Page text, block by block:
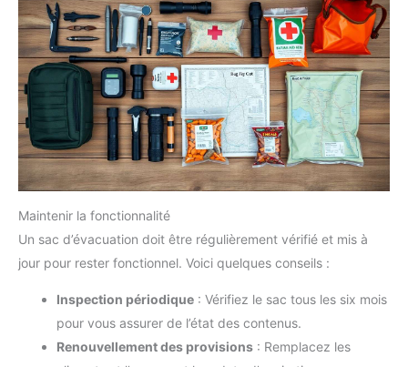
Maintenir la fonctionnalité
Un sac d’évacuation doit être régulièrement vérifié et mis à
jour pour rester fonctionnel. Voici quelques conseils :
Inspection périodique : Vérifiez le sac tous les six mois
pour vous assurer de l’état des contenus.
Renouvellement des provisions : Remplacez les